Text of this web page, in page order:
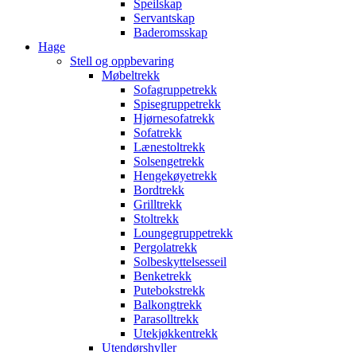
Speilskap
Servantskap
Baderomsskap
Hage
Stell og oppbevaring
Møbeltrekk
Sofagruppetrekk
Spisegruppetrekk
Hjørnesofatrekk
Sofatrekk
Lænestoltrekk
Solsengetrekk
Hengekøyetrekk
Bordtrekk
Grilltrekk
Stoltrekk
Loungegruppetrekk
Pergolatrekk
Solbeskyttelsesseil
Benketrekk
Putebokstrekk
Balkongtrekk
Parasolltrekk
Utekjøkkentrekk
Utendørshyller